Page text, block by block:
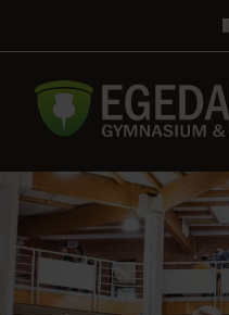
Forside
Brobygning